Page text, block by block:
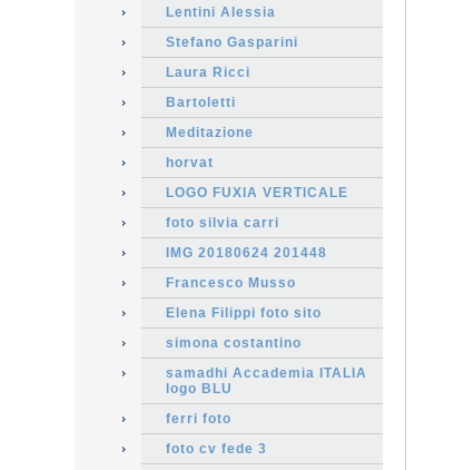
Lentini Alessia
Stefano Gasparini
Laura Ricci
Bartoletti
Meditazione
horvat
LOGO FUXIA VERTICALE
foto silvia carri
IMG 20180624 201448
Francesco Musso
Elena Filippi foto sito
simona costantino
samadhi Accademia ITALIA
logo BLU
ferri foto
foto cv fede 3